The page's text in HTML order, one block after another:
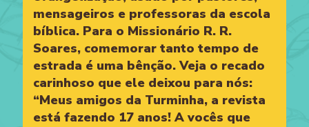
mensageiros e professoras da escola
bíblica. Para o Missionário R. R.
Soares, comemorar tanto tempo de
estrada é uma bênção. Veja o recado
carinhoso que ele deixou para nós:
“Meus amigos da Turminha, a revista
está fazendo 17 anos! A vocês que